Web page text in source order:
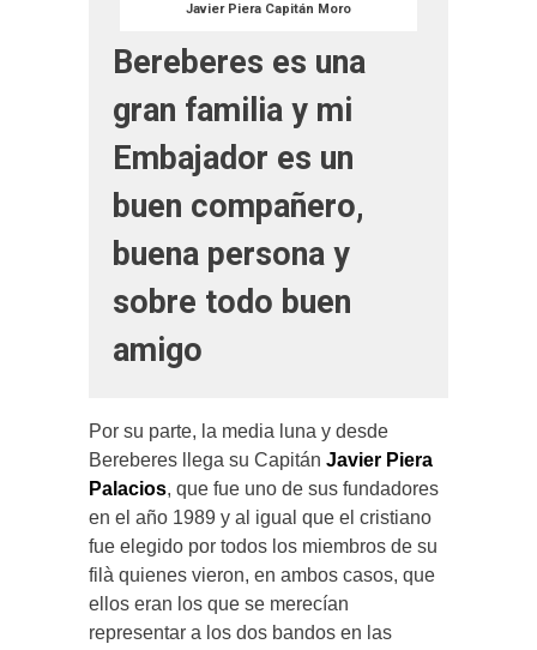
Javier Piera Capitán Moro
Bereberes es una
gran familia y mi
Embajador es un
buen compañero,
buena persona y
sobre todo buen
amigo
Por su parte, la media luna y desde
Bereberes llega su Capitán Javier Piera
Palacios, que fue uno de sus fundadores
en el año 1989 y al igual que el cristiano
fue elegido por todos los miembros de su
filà quienes vieron, en ambos casos, que
ellos eran los que se merecían
representar a los dos bandos en las